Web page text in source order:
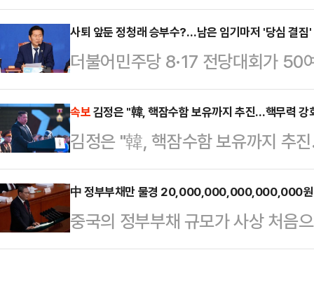
소를 지으며 자연스러운 분위기를
라를 바라보는 모습도 담기는 등 소
16일 생일을 맞아 서울 청계산 인근
를 한 것으로 알려졌다…
에 집중할 방침이다. 달아올랐던 사
으로 들어갈 것이라는 전망이 나왔
서'가 분란에 불을 붙인 모양새다.
산은 차단됐지만, 현재 갈등 양상을
대표는 22일 의료진 권고에 따라
비서실장인 박준태 의원이 브리핑
최고위원회의를 마…
사퇴 앞둔 정청래 승부수?…남은 임기마저 '당심 결
더불어민주당 8·17 전당대회가 50
대표직 사퇴를 앞두고 당원 접촉과
호남 지역 순회와 1인1표제 확대,
권에서는 사실상 전당대회를 겨냥
일 정치권에 따르면 민주당은 오는
성할 예정이다. 차기 당대표 선출을
정 대표는 이르면 24일 대표직에서
를 위해서는 대…
속보김정은 "韓, 핵잠수함 보유까지 추진…핵무력 강
김정은 "韓, 핵잠수함 보유까지 추
한 길…핵보유국 지위 철저히 행사"
中 정부부채만 물경 20,000,000,000,000,000원
중국의 정부부채 규모가 사상 처
을 가볍게 돌파했다. 부동산 시장